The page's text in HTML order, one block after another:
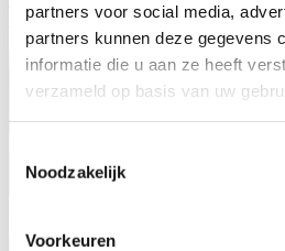
partners voor social media,
partners kunnen deze gegevens
informatie die u aan ze heeft
verzameld op basis van uw
Noodzakelijk
Voorkeuren
€ 5.299,00